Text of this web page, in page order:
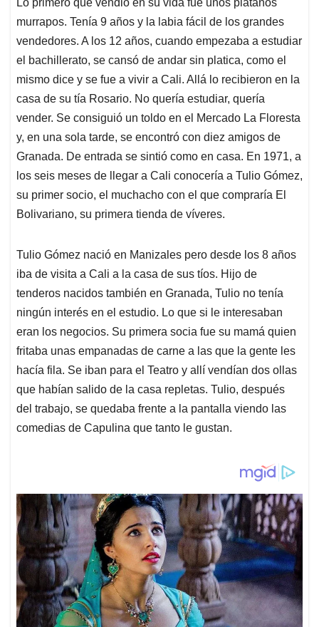
Lo primero que vendió en su vida fue unos plátanos
murrapos. Tenía 9 años y la labia fácil de los grandes
vendedores. A los 12 años, cuando empezaba a estudiar
el bachillerato, se cansó de andar sin platica, como el
mismo dice y se fue a vivir a Cali. Allá lo recibieron en la
casa de su tía Rosario. No quería estudiar, quería
vender. Se consiguió un toldo en el Mercado La Floresta
y, en una sola tarde, se encontró con diez amigos de
Granada. De entrada se sintió como en casa. En 1971, a
los seis meses de llegar a Cali conocería a Tulio Gómez,
su primer socio, el muchacho con el que compraría El
Bolivariano, su primera tienda de víveres.
Tulio Gómez nació en Manizales pero desde los 8 años
iba de visita a Cali a la casa de sus tíos. Hijo de
tenderos nacidos también en Granada, Tulio no tenía
ningún interés en el estudio. Lo que si le interesaban
eran los negocios. Su primera socia fue su mamá quien
fritaba unas empanadas de carne a las que la gente les
hacía fila. Se iban para el Teatro y allí vendían dos ollas
que habían salido de la casa repletas. Tulio, después
del trabajo, se quedaba frente a la pantalla viendo las
comedias de Capulina que tanto le gustan.